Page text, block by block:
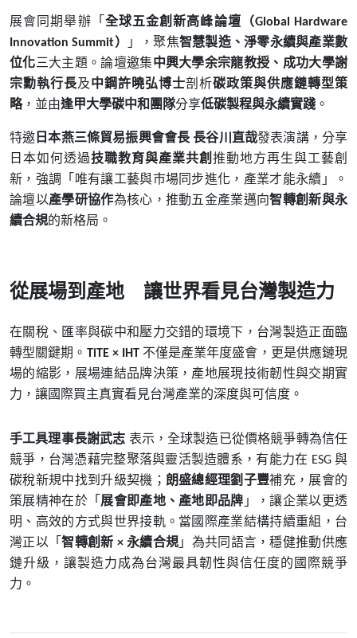
展會同期舉辦「 全球五金創新高峰論壇（Global Hardware
Innovation Summit） 」，聚焦智慧製造、淨零永續與產業數
位化三大主題。論壇邀集中興大學余宗龍教授、成功大學謝
宗勳執行長及中鋼許曉弘博士剖析碳政策與供應鏈轉型策
略，並由逢甲大學碳中和團隊分享低碳製程與永續實踐 。
特邀 日本燕三條貿易振興會會長 長谷川直哉發表演講，分享
日本如何透過技職教育與產業共創 推動地方再生與工藝創
新，強調「唯有讓工藝與市場同步進化，產業才能永續」。
論壇以產學研協作為核心，推動五金產業邁向智轉創新與永
續合規的新格局。
從展場到產地 讓世界看見台灣製造力
在關稅、匯率與碳中和壓力交錯的環境下，台灣製造正面臨
轉型關鍵期。 TiTE × IHT 不僅是產業年度盛會，更是供應鏈現
場的縮影，展場連結品牌決策，產地展現技術韌性與交期實
力，讓國際買主真實看見台灣產業的深度與可信度。
手工具理事長謝武志 表示，全球製造已從價格競爭轉為信任
競爭，台灣憑藉完整聚落與靈活製造體系，有能力在 ESG與
碳稅新規中找到升級契機； 朗盛總經理劉子豐補充，展會的
策展精神在於「 展會即產地、產地即品牌 」，讓企業以更透
明、高效的方式與世界接軌。當國際產業結構持續重組，台
灣正以「智轉創新 ×永續合規 」為共同語言，穩健推動供應
鏈升級，讓製造力成為台灣最具韌性與信任度的國際競爭
力。